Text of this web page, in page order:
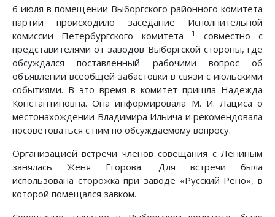
6 июля в помещении Выборгского районного комитета
партии происходило заседание Исполнительной
комиссии Петербургского комитета
1
совместно с
представителями от заводов Выборгской стороны, где
обсуждался поставленный рабочими вопрос об
объявлении всеобщей забастовки в связи с июльскими
событиями. В это время в комитет пришла Надежда
Константиновна. Она информировала М. И. Лациса о
местонахождении Владимира Ильича и рекомендовала
посоветоваться с ним по обсуждаемому вопросу.
Организацией встречи членов совещания с Лениным
занялась Женя Егорова. Для встречи была
использована сторожка при заводе «Русский Рено», в
которой помещался завком.